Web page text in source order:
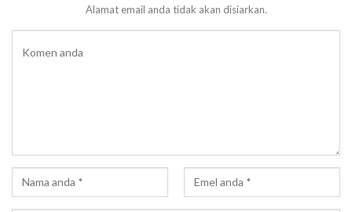
Alamat email anda tidak akan disiarkan.